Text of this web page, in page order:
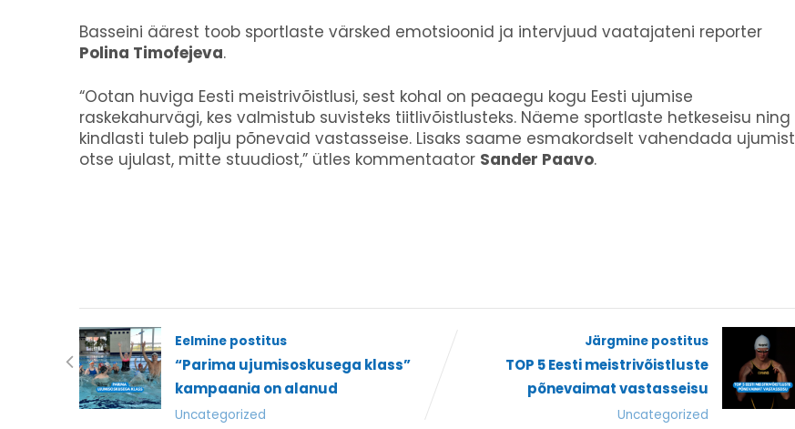
Basseini äärest toob sportlaste värsked emotsioonid ja intervjuud vaatajateni reporter
Polina Timofejeva.
“Ootan huviga Eesti meistrivõistlusi, sest kohal on peaaegu kogu Eesti ujumise
raskekahurvägi, kes valmistub suvisteks tiitlivõistlusteks. Näeme sportlaste hetkeseisu ning
kindlasti tuleb palju põnevaid vastasseise. Lisaks saame esmakordselt vahendada ujumist
otse ujulast, mitte stuudiost,” ütles kommentaator Sander Paavo.
Eelmine postitus
“Parima ujumisoskusega klass”
kampaania on alanud
Uncategorized
Järgmine postitus
TOP 5 Eesti meistrivõistluste
põnevaimat vastasseisu
Uncategorized